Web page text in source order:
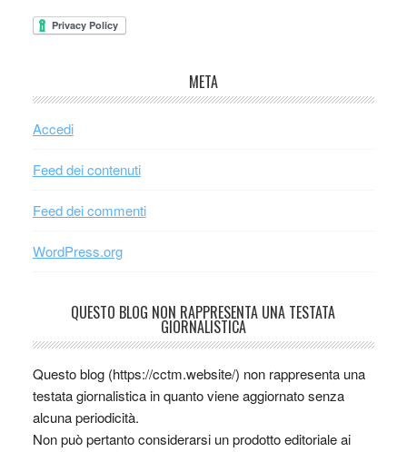
META
Accedi
Feed dei contenuti
Feed dei commenti
WordPress.org
QUESTO BLOG NON RAPPRESENTA UNA TESTATA
GIORNALISTICA
Questo blog (https://cctm.website/) non rappresenta una
testata giornalistica in quanto viene aggiornato senza
alcuna periodicità.
Non può pertanto considerarsi un prodotto editoriale ai